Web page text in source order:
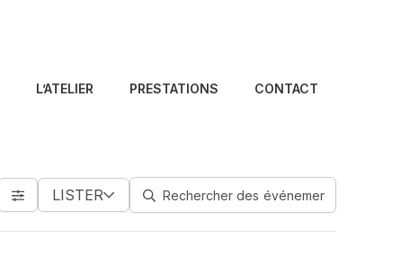
L’ATELIER PRESTATIONS CONTACT
LISTER